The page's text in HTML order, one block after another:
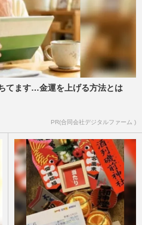
てます…金運を上げる方法とは
PR(合同会社デジタルファーム )